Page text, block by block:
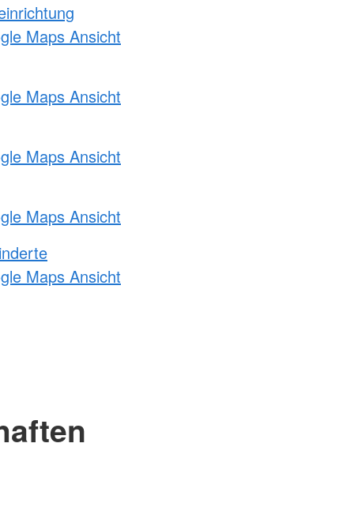
Maps Ansicht
Maps Ansicht
Maps Ansicht
Maps Ansicht
Maps Ansicht